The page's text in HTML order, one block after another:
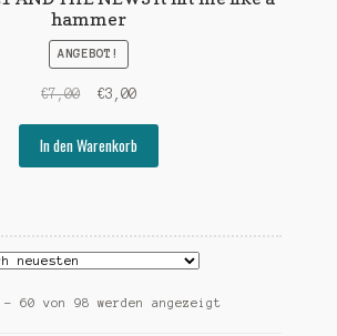
hammer
ANGEBOT!
€7,00
Ursprünglicher
war:
€7,00
€3,00Aktueller
ist:
€3,00.
In den Warenkorb
– 60 von 98 werden angezeigt